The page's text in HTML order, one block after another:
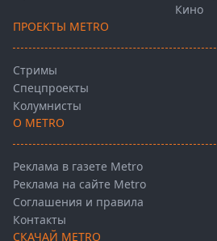
Кино
ПРОЕКТЫ METRO
Стримы
Спецпроекты
Колумнисты
О METRO
Реклама в газете Metro
Реклама на сайте Metro
Соглашения и правила
Контакты
СКАЧАЙ METRO